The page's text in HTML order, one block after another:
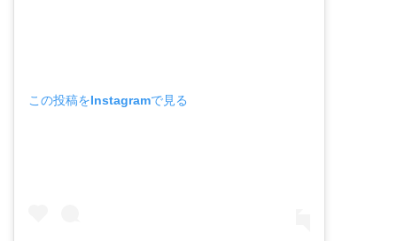
この投稿をInstagramで見る